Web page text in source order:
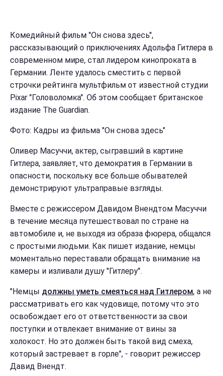
Комедийный фильм "Он снова здесь",
рассказывающий о приключениях Адольфа Гитлера в
современном мире, стал лидером кинопроката в
Германии. Ленте удалось сместить с первой
строчки рейтинга мультфильм от известной студии
Pixar "Головоломка". Об этом сообщает британское
издание The Guardian.
Фото: Кадры из фильма "Он снова здесь"
Оливер Масуччи, актер, сыгравший в картине
Гитлера, заявляет, что демократия в Германии в
опасности, поскольку все больше обывателей
демонстрируют ультраправые взгляды.
Вместе с режиссером Давидом Внендтом Масуччи
в течение месяца путешествовал по стране на
автомобиле и, не выходя из образа фюрера, общался
с простыми людьми. Как пишет издание, немцы
моментально переставали обращать внимание на
камеры и изливали душу "Гитлеру".
"Немцы должны уметь смеяться над Гитлером, а не
рассматривать его как чудовище, потому что это
освобождает его от ответственности за свои
поступки и отвлекает внимание от вины за
холокост. Но это должен быть такой вид смеха,
который застревает в горле", - говорит режиссер
Давид Внендт.